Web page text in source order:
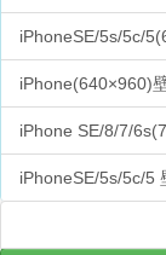
iPhoneSE/5s/5c/
iPhone(640×960)
iPhone SE/8/7/
iPhoneSE/5s/5c/5